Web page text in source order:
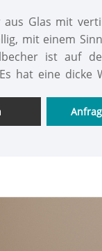
aus Glas mit
mit einem
ist auf
hat eine dicke
Es ist
Zwölf
Gedächtnis